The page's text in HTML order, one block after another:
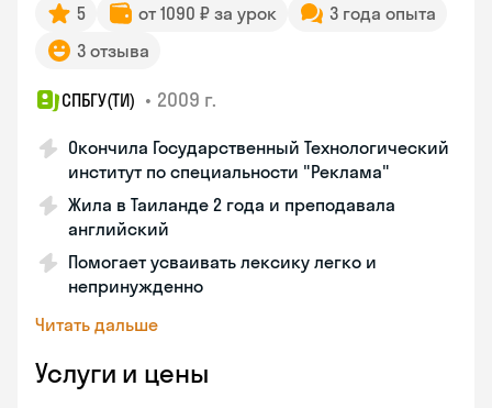
5 от 1090 ₽ за урок
3 года опыта
3 отзыва
СПБГУ(ТИ) • 2009 г.
Окончила Государственный Технологический
институт по специальности "Реклама"
Жила в Таиланде 2 года и преподавала
английский
Помогает усваивать лексику легко и
непринужденно
Читать дальше
Услуги и цены